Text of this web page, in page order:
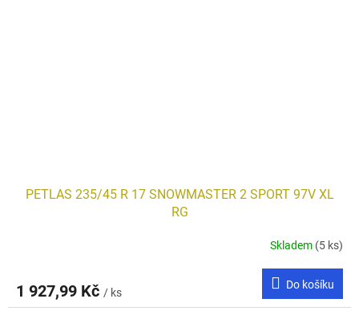
PETLAS 235/45 R 17 SNOWMASTER 2 SPORT 97V XL
RG
Skladem (5 ks)
1 927,99 Kč / ks
Do košíku